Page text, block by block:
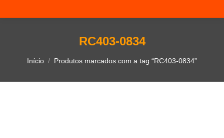
RC403-0834
Você está aqui:
Início Produtos marcados com a tag “RC403-0834”